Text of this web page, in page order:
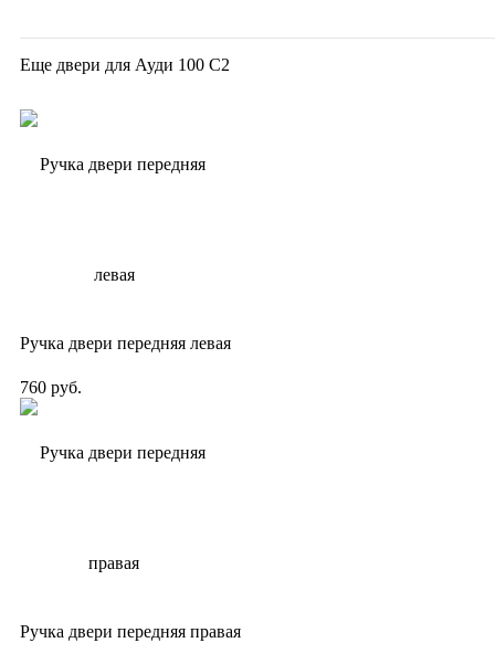
Еще двери для Ауди 100 С2
Ручка двери передняя левая
760 руб.
Ручка двери передняя правая